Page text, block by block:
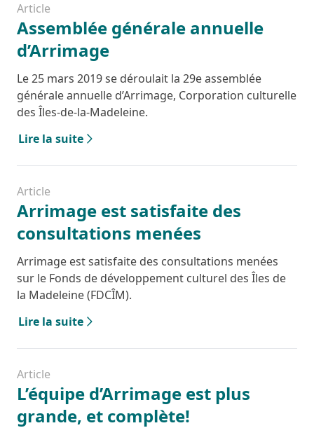
Article
Assemblée générale annuelle
d’Arrimage
Le 25 mars 2019 se déroulait la 29e assemblée
générale annuelle d’Arrimage, Corporation culturelle
des Îles-de-la-Madeleine.
Lire la suite
Article
Arrimage est satisfaite des
consultations menées
Arrimage est satisfaite des consultations menées
sur le Fonds de développement culturel des Îles de
la Madeleine (FDCÎM).
Lire la suite
Article
L’équipe d’Arrimage est plus
grande, et complète!